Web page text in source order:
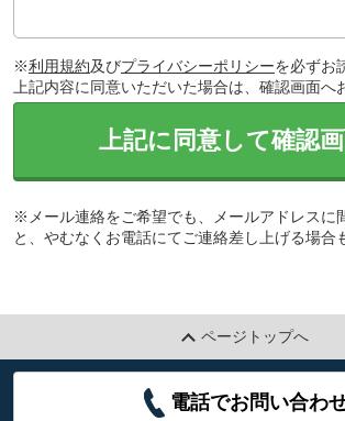
※利用規約及びプライバシーポリシーを必ずお
上記内容に同意いただいた場合は、確認画面へ
上記に同意して確認
※メール連絡をご希望でも、メールアドレスに
と、やむなくお電話にてご連絡差し上げる場合
ページトップへ
電話でお問い合わ